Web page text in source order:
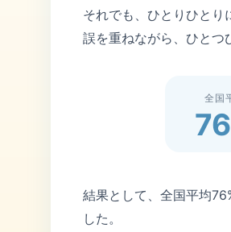
それでも、ひとりひと
誤を重ねながら、ひとつ
全国
結果として、全国平均
した。